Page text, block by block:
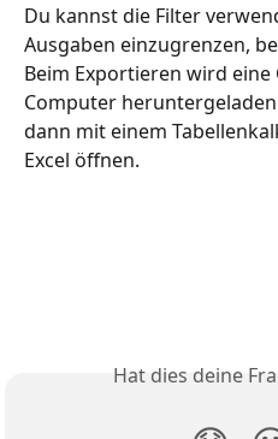
Du kannst die Filter
Ausgaben einzugrenzen,
Beim Exportieren wird eine
Computer
dann mit einem
Excel öffnen.
Hat dies deine